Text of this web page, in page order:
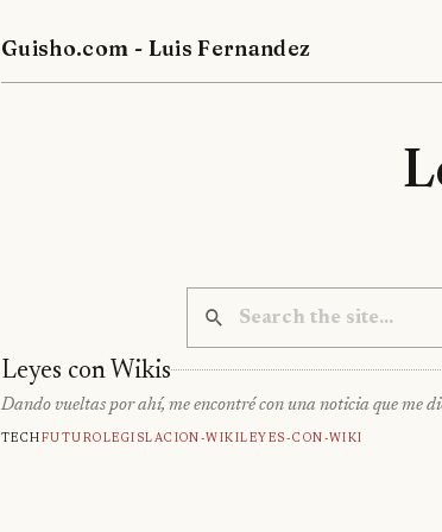
Guisho.com - Luis Fernandez
Leyes con Wikis
Dando vueltas por ahí, me encontré con una noticia que me
TechFuturoLegislacion-WikiLeyes-Con-Wiki